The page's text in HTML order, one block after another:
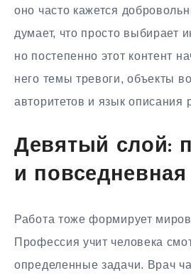
оно часто кажется
думает, что просто выбирает
но постепенно этот контент
него темы тревоги, объекты
авторитетов и язык описания
Девятый слой:
и повседневная
Работа тоже формирует
Профессия учит человека
определенные задачи. Врач